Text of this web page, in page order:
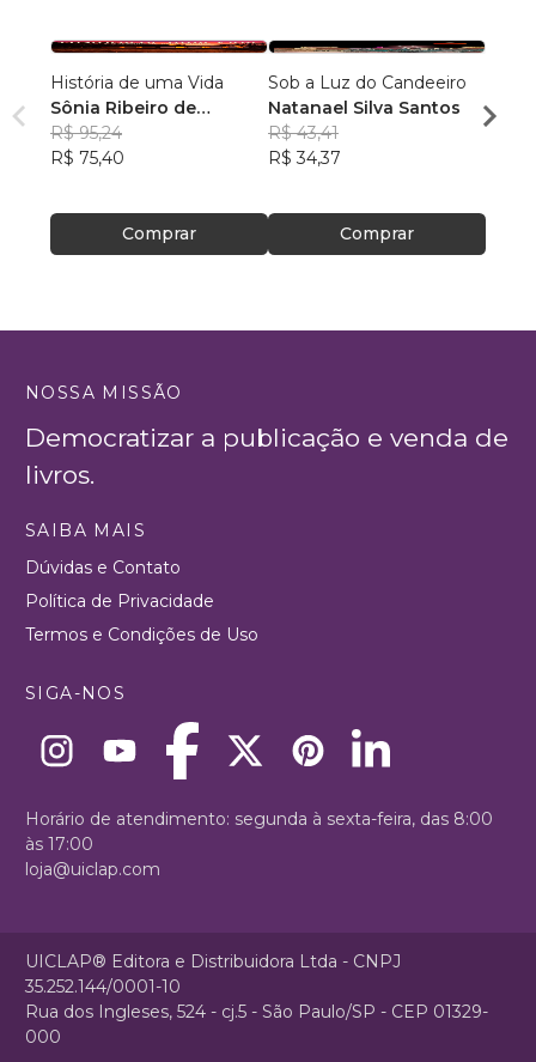
História de uma Vida
Sônia Ribeiro de
Almeida
R$ 95,24
R$ 75,40
Comprar
Sob a Luz do Candeeiro
Natanael Silva Santos
R$ 43,41
R$ 34,37
Comprar
R$
NOSSA MISSÃO
Democratizar a publicação e venda de
livros.
SAIBA MAIS
Dúvidas e Contato
Política de Privacidade
Termos e Condições de Uso
SIGA-NOS
Horário de atendimento: segunda à sexta-feira, das 8:00
às 17:00
loja@uiclap.com
UICLAP® Editora e Distribuidora Ltda - CNPJ
35.252.144/0001-10
Rua dos Ingleses, 524 - cj.5 - São Paulo/SP - CEP 01329-
000